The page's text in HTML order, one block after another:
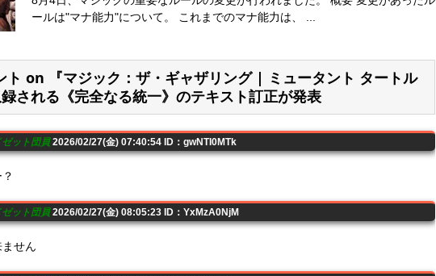
ールは"マナ能力"について。 これまでのマナ能力は、 ...
ト on 『マジック：ザ・ギャザリング | ミュータント タートル
される《完全なる統一》のテキスト訂正が発表
ット団員2026/02/27(金) 07:40:54 ID：gwNTI0MTk
ット団員2026/02/27(金) 08:05:23 ID：YxMzA0NjM
せん